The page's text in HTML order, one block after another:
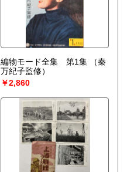
編物モード全集 第1集
（秦
万紀子監修）
￥2,860